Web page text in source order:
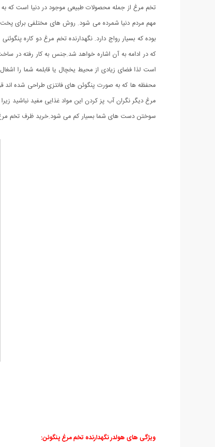
تخم مرغ از جمله محصولات طبیعی موجود در دنیا است که به
مهم مردم دنیا شمرده می شود. روش های مختلفی برای
بوده که بسیار رواج دارد. نگهدارنده تخم مرغ دو کاره
محفظه ها که به صورت پنگوئن های فانتزی طراحی شده
مرغ دیگر نگران آب پز کردن این مواد غذایی مفید نباشید
سوختن دست های شما بسیار کم می شود.خرید ظرف تخم مرغ
ویژگی های هولدر نگهدارنده تخم مرغ پنگوئن: